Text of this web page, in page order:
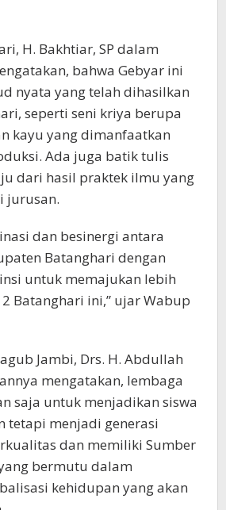
H. Bakhtiar, SP dalam
bahwa Gebyar ini
nyata yang telah dihasilkan
seperti seni kriya berupa
kayu yang dimanfaatkan
Ada juga batik tulis
dari hasil praktek ilmu yang
jurusan.
dan besinergi antara
Batanghari dengan
untuk memajukan lebih
Batanghari ini,” ujar Wabup
Jambi, Drs. H. Abdullah
mengatakan, lembaga
saja untuk menjadikan siswa
tetapi menjadi generasi
dan memiliki Sumber
bermutu dalam
kehidupan yang akan